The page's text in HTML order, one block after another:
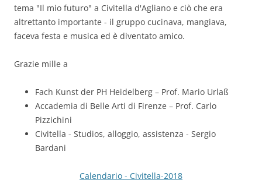
tema "Il mio futuro" a Civitella d'Agliano e ciò che era
altrettanto importante - il gruppo cucinava, mangiava,
faceva festa e musica ed è diventato amico.
Grazie mille a
Fach Kunst der PH Heidelberg – Prof. Mario Urlaß
Accademia di Belle Arti di Firenze – Prof. Carlo
Pizzichini
Civitella - Studios, alloggio, assistenza - Sergio
Bardani
Calendario - Civitella-2018